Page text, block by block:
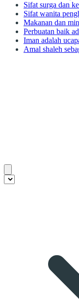
Sifat surga dan
Sifat wanita
Makanan dan
Perbuatan baik
Iman adalah
Amal shaleh